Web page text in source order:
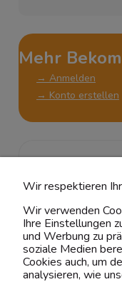
Mehr
→ Anmelden
→ Konto erstellen
MEIN
BELIEBTE
Wir respektieren
Wir verwenden
Ihre Einstellungen
und Werbung zu
soziale Medien
Cookies auch, um
analysieren, wie